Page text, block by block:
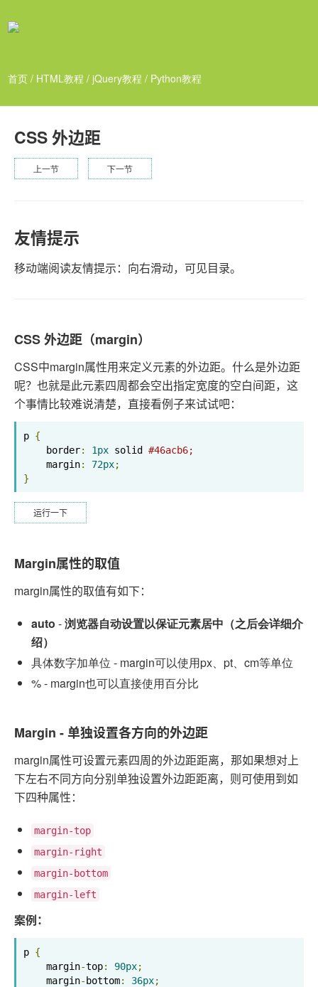
首页 / HTML教程 /jQuery教程 / Python教程
CSS 外边距
上一节 下一节
友情提示
移动端阅读友情提示：向右滑动，可见目录。
CSS 外边距（margin）
CSS中margin属性用来定义元素的外边距。什么是外边距
呢？也就是此元素四周都会空出指定宽度的空白间距，这
个事情比较难说清楚，直接看例子来试试吧：
p {
    border
: 1px solid #46acb6;
    margin
: 72px;
}
运行一下
Margin属性的取值
margin属性的取值有如下：
auto -浏览器自动设置以保证元素居中（之后会详细介
绍）
具体数字加单位 - margin可以使用px、pt、cm等单位
% - margin也可以直接使用百分比
Margin - 单独设置各方向的外边距
margin属性可设置元素四周的外边距距离，那如果想对上
下左右不同方向分别单独设置外边距距离，则可使用到如
下四种属性：
margin-top
margin-right
margin-bottom
margin-left
案例：
p {
    margin
-top: 90px;
    margin
-bottom: 36px;